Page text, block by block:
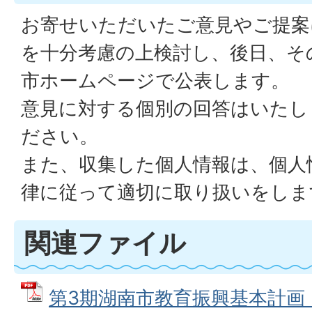
お寄せいただいたご意見やご提
を十分考慮の上検討し、後日、
市ホームページで公表します。
意見に対する個別の回答はいた
ださい。
また、収集した個人情報は、個
律に従って適切に取り扱いをし
関連ファイル
第3期湖南市教育振興基本計